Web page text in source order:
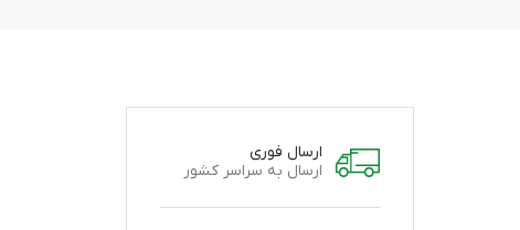
ارسال فوری
ارسال به سراسر کشور